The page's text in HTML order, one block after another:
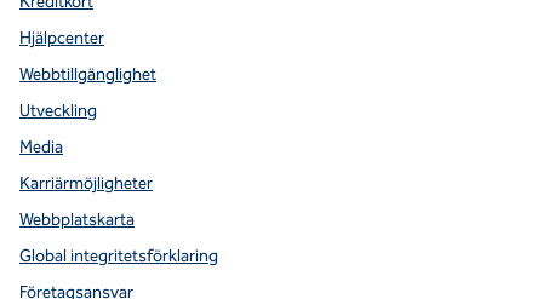
Hjälpcenter
Webbtillgänglighet
Utveckling
Media
Karriärmöjligheter
Webbplatskarta
Global integritetsförklaring
Företagsansvar